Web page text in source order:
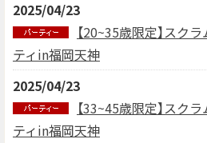
2025/04/23
【20~35歳限定】スク
ティin福岡天神
2025/04/23
【33~45歳限定】スク
ティin福岡天神